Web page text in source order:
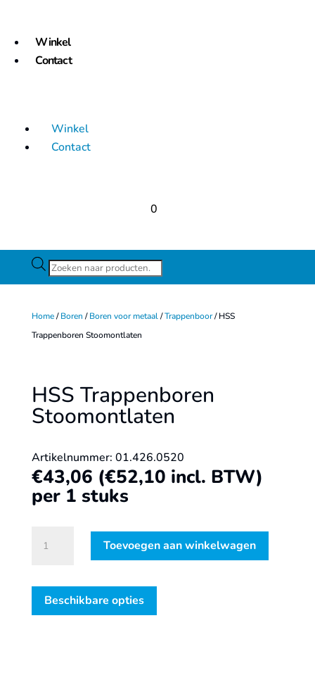
Winkel
Contact
Winkel
Contact
0
Producten
zoeken
Home/Boren /Boren voor metaal/Trappenboor/ HSS
Trappenboren Stoomontlaten
HSS Trappenboren
Stoomontlaten
Artikelnummer: 01.426.0520
€43,06 (€52,10 incl. BTW)
per 1 stuks
Trappenboren
aantal
Toevoegen aan winkelwagen
Beschikbare opties